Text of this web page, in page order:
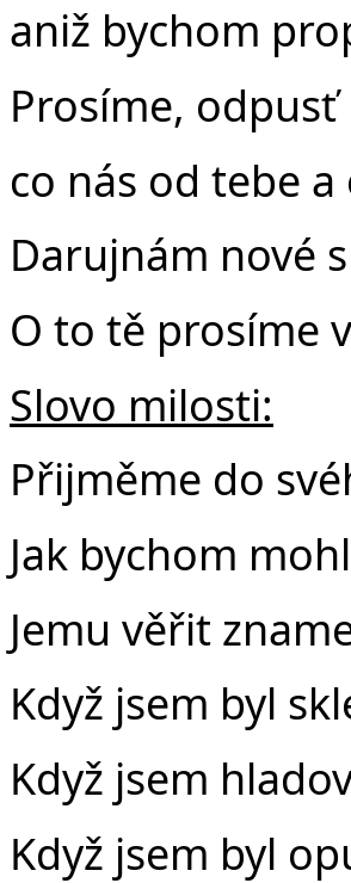
aniž bychom
Prosíme,
co nás od tebe
Darujnám nové
O to tě prosíme
Slovo milosti:
Přijměme do
Jak bychom
Jemu věřit
Když jsem byl
Když jsem
Když jsem byl